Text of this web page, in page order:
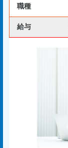
職種
給与